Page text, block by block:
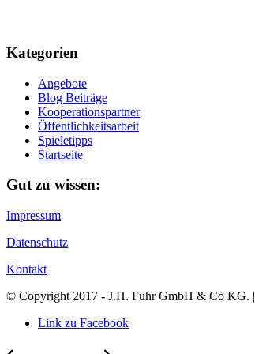
Kategorien
Angebote
Blog Beiträge
Kooperationspartner
Öffentlichkeitsarbeit
Spieletipps
Startseite
Gut zu wissen:
Impressum
Datenschutz
Kontakt
© Copyright 2017 - J.H. Fuhr GmbH & Co KG. |
Link zu Facebook